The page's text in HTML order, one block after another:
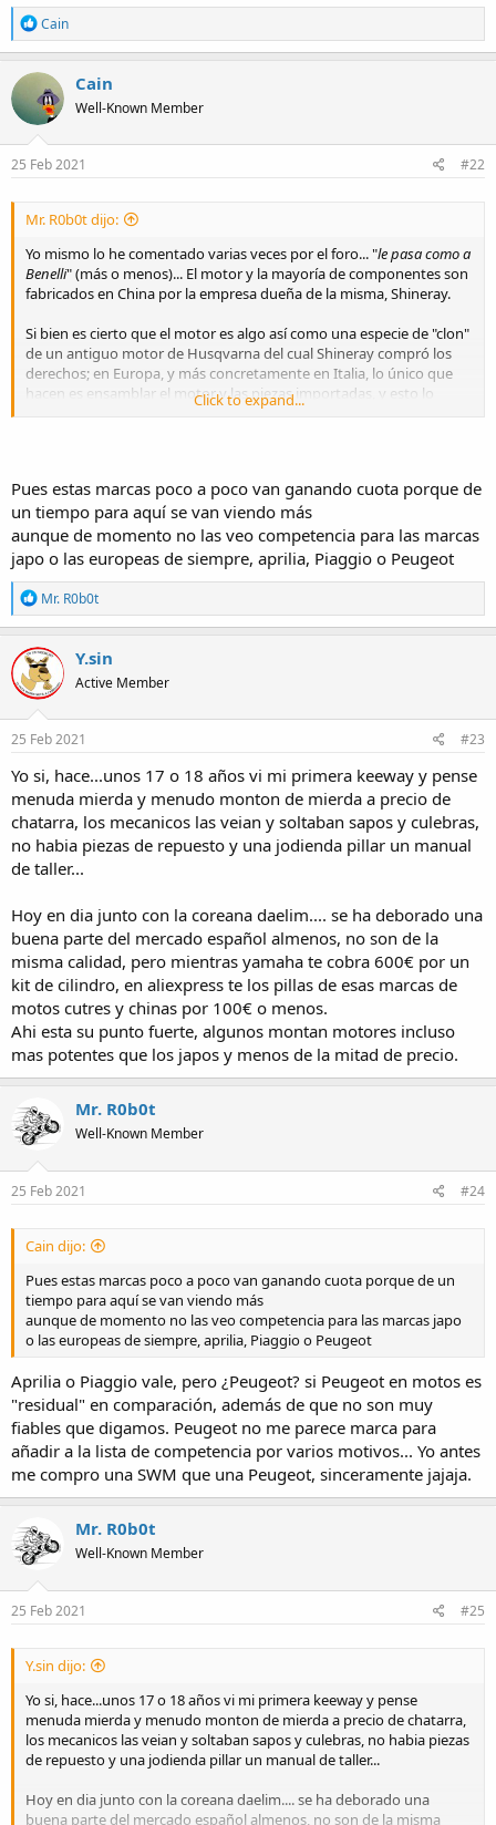
R
e
a
c
t
i
o
n
s
Cain
Cain
Well-Known Member
25 Feb 2021 #22
Mr. R0b0t dijo:
Yo mismo lo he comentado varias veces por el foro... "le pasa como a
Benelli" (más o menos)... El motor y la mayoría de componentes son
fabricados en China por la empresa dueña de la misma, Shineray.
Si bien es cierto que el motor es algo así como una especie de "clon"
de un antiguo motor de Husqvarna del cual Shineray compró los
derechos; en Europa, y más concretamente en Italia, lo único que
hacen es ensamblar el motor y las piezas importadas, y esto lo
hacen en la antigua planta, también de Husqvarna. Pero eso es
Click to expand...
Pues estas marcas poco a poco van ganando cuota porque de
un tiempo para aquí se van viendo más
aunque de momento no las veo competencia para las marcas
japo o las europeas de siempre, aprilia, Piaggio o Peugeot
R
e
a
c
t
i
o
n
s
Mr. R0b0t
Y.sin
Active Member
25 Feb 2021 #23
Yo si, hace...unos 17 o 18 años vi mi primera keeway y pense
menuda mierda y menudo monton de mierda a precio de
chatarra, los mecanicos las veian y soltaban sapos y culebras,
no habia piezas de repuesto y una jodienda pillar un manual
de taller...
Hoy en dia junto con la coreana daelim.... se ha deborado una
buena parte del mercado español almenos, no son de la
misma calidad, pero mientras yamaha te cobra 600€ por un
kit de cilindro, en aliexpress te los pillas de esas marcas de
motos cutres y chinas por 100€ o menos.
Ahi esta su punto fuerte, algunos montan motores incluso
mas potentes que los japos y menos de la mitad de precio.
Mr. R0b0t
Well-Known Member
25 Feb 2021 #24
Cain dijo:
Pues estas marcas poco a poco van ganando cuota porque de un
tiempo para aquí se van viendo más
aunque de momento no las veo competencia para las marcas japo
o las europeas de siempre, aprilia, Piaggio o Peugeot
Aprilia o Piaggio vale, pero ¿Peugeot? si Peugeot en motos es
"residual" en comparación, además de que no son muy
fiables que digamos. Peugeot no me parece marca para
añadir a la lista de competencia por varios motivos... Yo antes
me compro una SWM que una Peugeot, sinceramente jajaja.
Mr. R0b0t
Well-Known Member
25 Feb 2021 #25
Y.sin dijo:
Yo si, hace...unos 17 o 18 años vi mi primera keeway y pense
menuda mierda y menudo monton de mierda a precio de chatarra,
los mecanicos las veian y soltaban sapos y culebras, no habia piezas
de repuesto y una jodienda pillar un manual de taller...
Hoy en dia junto con la coreana daelim.... se ha deborado una
buena parte del mercado español almenos, no son de la misma